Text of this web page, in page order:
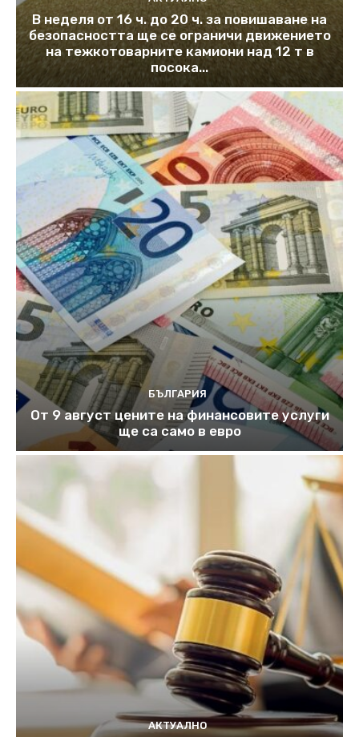
В неделя от 16 ч. до 20 ч. за повишаване на
безопасността ще се ограничи движението
на тежкотоварните камиони над 12 т в
посока...
БЪЛГАРИЯ
От 9 август цените на финансовите услуги
ще са само в евро
АКТУАЛНО